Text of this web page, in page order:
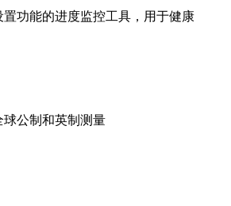
功能的进度监控工具，用于健康
球公制和英制测量